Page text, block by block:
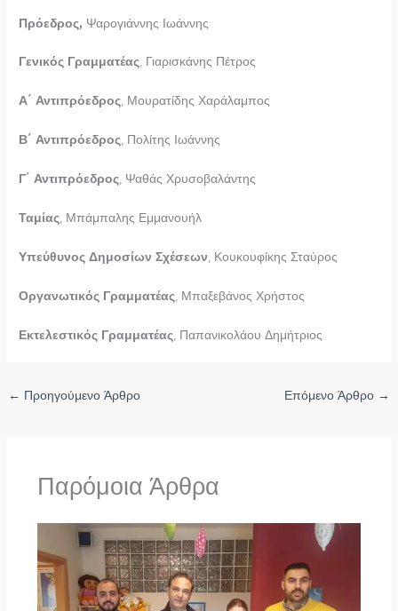
Πρόεδρος, Ψαρογιάννης Ιωάννης
Γενικός Γραμματέας, Γιαρισκάνης Πέτρος
Α΄ Αντιπρόεδρος, Μουρατίδης Χαράλαμπος
Β΄ Αντιπρόεδρος , Πολίτης Ιωάννης
Γ΄ Αντιπρόεδρος , Ψαθάς Χρυσοβαλάντης
Ταμίας , Μπάμπαλης Εμμανουήλ
Υπεύθυνος Δημοσίων Σχέσεων , Κουκουφίκης Σταύρος
Οργανωτικός Γραμματέας , Μπαξεβάνος Χρήστος
Εκτελεστικός Γραμματέας , Παπανικολάου Δημήτριος
← Προηγούμενο Άρθρο Επόμενο Άρθρο →
Παρόμοια Άρθρα